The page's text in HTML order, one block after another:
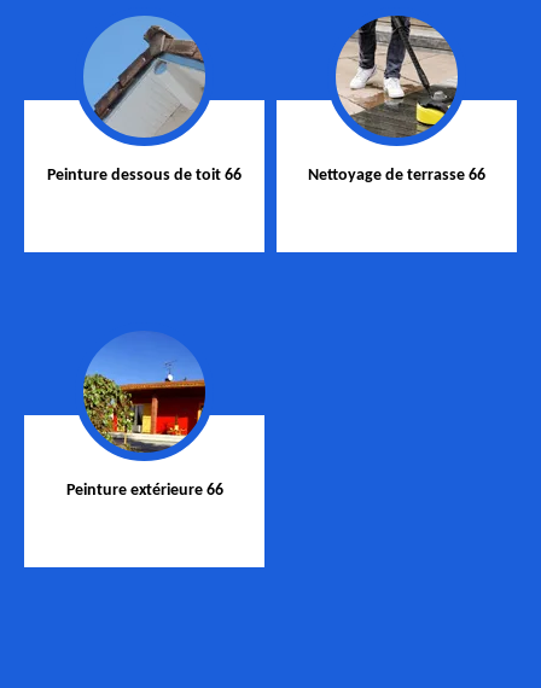
Peinture dessous de toit 66 Nettoyage de terrasse 66
Peinture extérieure 66